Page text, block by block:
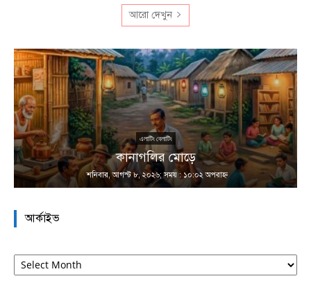
আরো দেখুন
এলাটিং বেলাটিং
কানাগলির মোড়ে
শনিবার, আগস্ট ৮, ২০২৬; সময় : ১০:০২ অপরাহ্ণ
আর্কাইভ
আর্কাইভ